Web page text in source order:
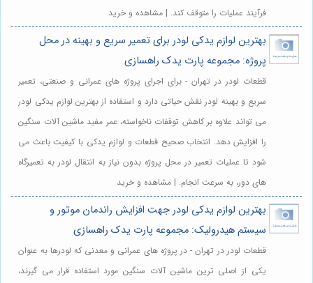
فرآیند عملیات را متوقف کند. | مشاهده و خرید
بهترین لوازم یدکی لودر برای تعمیر سریع و بهینه در محل
پروژه: مجموعه پارت یدک راهسازی
قطعات لودر در تهران - برای اجرای پروژه های عمرانی و صنعتی، تعمیر
سریع و بهینه لودر نقش حیاتی دارد و استفاده از بهترین لوازم یدکی لودر
می تواند علاوه بر کاهش توقفات ناخواسته، عمر مفید ماشین آلات سنگین
را افزایش دهد. انتخاب صحیح قطعات و لوازم یدکی با کیفیت باعث می
شود تا عملیات تعمیر در محل پروژه بدون نیاز به انتقال لودر به تعمیرگاه
های دور، به سرعت انجام. | مشاهده و خرید
بهترین لوازم یدکی لودر جهت افزایش راندمان موتور و
سیستم هیدرولیک: مجموعه پارت یدک راهسازی
قطعات لودر در تهران - در پروژه های عمرانی و معدنی که لودرها به عنوان
یکی از اصلی ترین ماشین آلات سنگین مورد استفاده قرار می گیرند،